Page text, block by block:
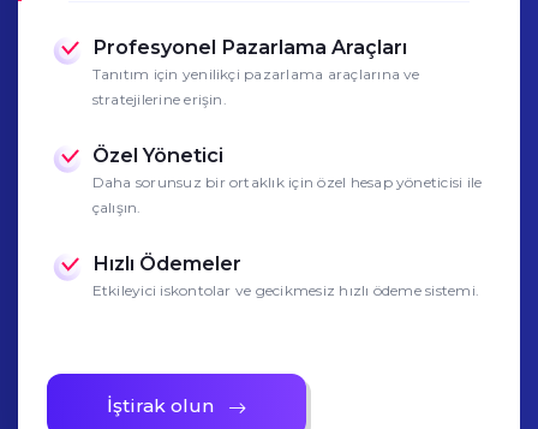
Profesyonel Pazarlama Araçları
Tanıtım için yenilikçi pazarlama araçlarına ve
stratejilerine erişin.
Özel Yönetici
Daha sorunsuz bir ortaklık için özel hesap yöneticisi ile
çalışın.
Hızlı Ödemeler
Etkileyici iskontolar ve gecikmesiz hızlı ödeme sistemi.
İştirak olun